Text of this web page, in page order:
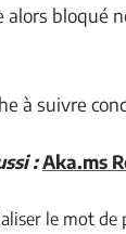
alors bloqué
à suivre
:Aka.ms
le mot de